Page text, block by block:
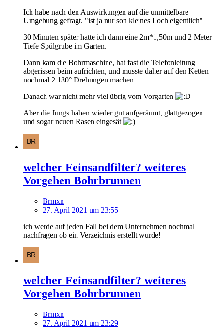
Ich habe nach den Auswirkungen auf die unmittelbare
Umgebung gefragt. "ist ja nur son kleines Loch eigentlich"
30 Minuten später hatte ich dann eine 2m*1,50m und 2 Meter
Tiefe Spülgrube im Garten.
Dann kam die Bohrmaschine, hat fast die Telefonleitung
abgerissen beim aufrichten, und musste daher auf den Ketten
nochmal 2 180° Drehungen machen.
Danach war nicht mehr viel übrig vom Vorgarten
Aber die Jungs haben wieder gut aufgeräumt, glattgezogen
und sogar neuen Rasen eingesät
welcher Feinsandfilter? weiteres
Vorgehen Bohrbrunnen
Brmxn
27. April 2021 um 23:55
ich werde auf jeden Fall bei dem Unternehmen nochmal
nachfragen ob ein Verzeichnis erstellt wurde!
welcher Feinsandfilter? weiteres
Vorgehen Bohrbrunnen
Brmxn
27. April 2021 um 23:29